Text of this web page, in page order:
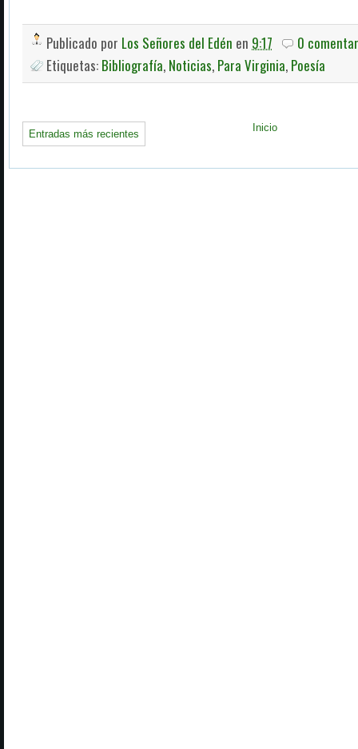
Publicado por Los Señores del Edén en 9:17
0
Etiquetas: Bibliografía, Noticias, Para Virginia, Poesía
Entradas más recientes
Inicio